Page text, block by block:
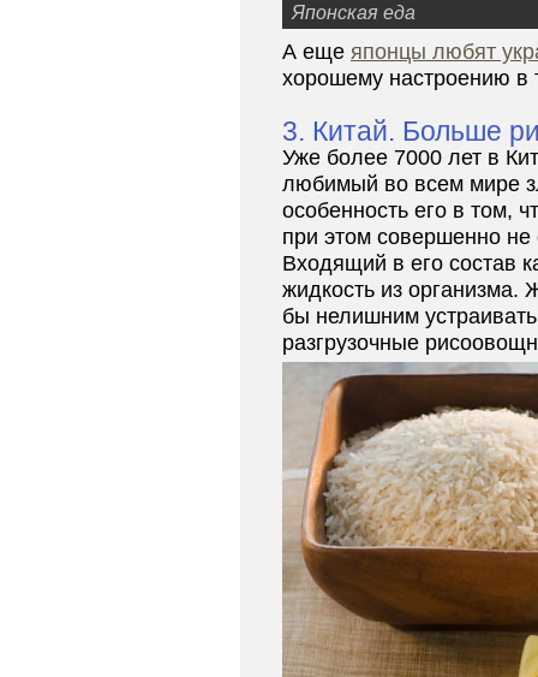
Японская еда
А еще японцы любят
хорошему настроению в
3. Китай. Больше
Уже более 7000 лет в
любимый во всем мире
особенность его в том,
при этом совершенно
Входящий в его состав
жидкость из
бы нелишним
разгрузочные